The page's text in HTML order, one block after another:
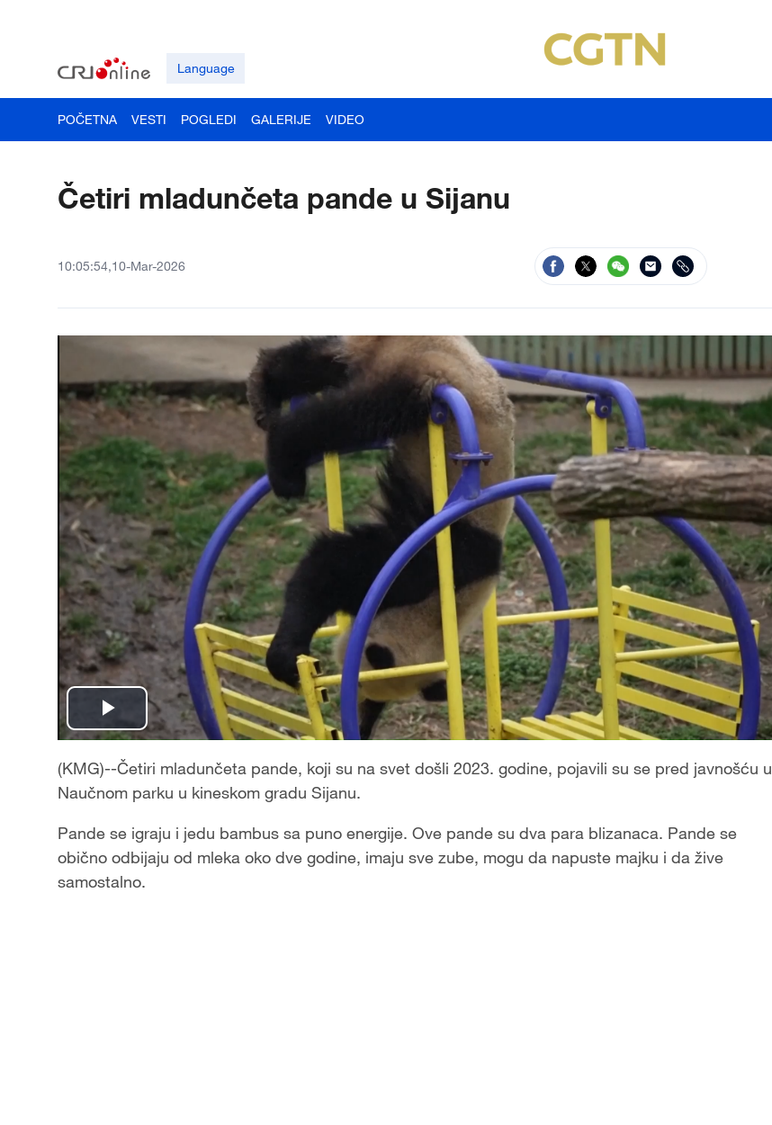
Language
POČETNA VESTI POGLEDI GALERIJE VIDEO
Četiri mladunčeta pande u Sijanu
10:05:54,10-Mar-2026
Play
Video
(KMG)--Četiri mladunčeta pande, koji su na svet došli 2023. godine, pojavili su se pred javnošću u
Naučnom parku u kineskom gradu Sijanu.
Pande se igraju i jedu bambus sa puno energije. Ove pande su dva para blizanaca. Pande se
obično odbijaju od mleka oko dve godine, imaju sve zube, mogu da napuste majku i da žive
samostalno.